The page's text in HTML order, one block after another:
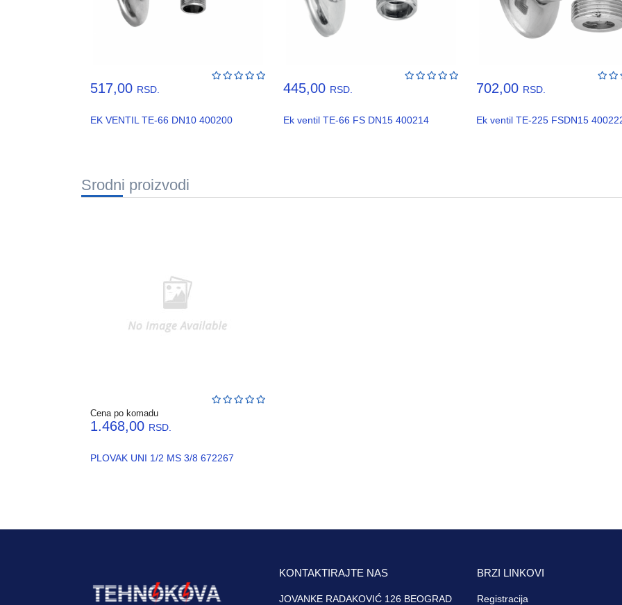
517,00 RSD.
EK VENTIL TE-66 DN10 400200
445,00 RSD.
Ek ventil TE-66 FS DN15 400214
702,00 RSD.
Ek ventil TE-225 FSDN15
Srodni proizvodi
Cena po komadu
1.468,00 RSD.
PLOVAK UNI 1/2 MS 3/8 672267
KONTAKTIRAJTE NAS
JOVANKE RADAKOVIĆ 126 BEOGRAD
BRZI LINKOVI
Registracija